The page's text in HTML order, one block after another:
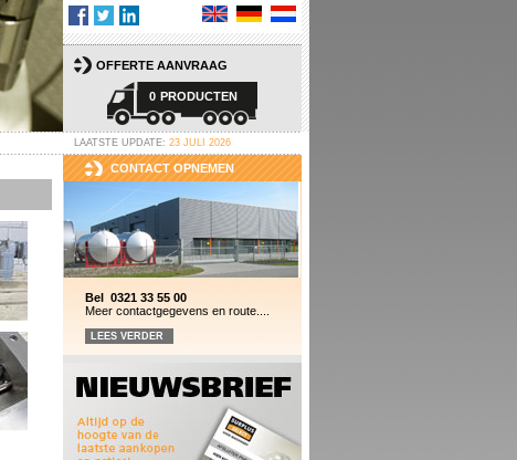
OFFERTE AANVRAAG
0 PRODUCTEN
LAATSTE UPDATE: 23 JULI 2026
CONTACT OPNEMEN
Bel 0321 33 55 00
Meer contactgegevens en route....
LEES VERDER